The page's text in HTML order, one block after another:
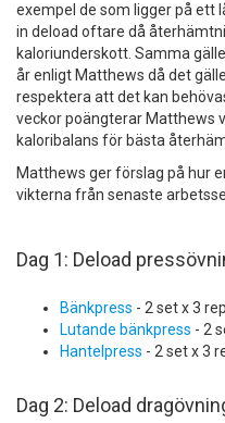
exempel de som ligger på ett
in deload oftare då
kaloriunderskott. Samma
år enligt Matthews då det
respektera att det kan
veckor poängterar Matthews
kaloribalans för bästa
Matthews ger förslag på hur
vikterna från senaste
Dag 1: Deload
Bänkpress - 2 set x 3
Lutande bänkpress - 2
Hantelpress - 2 set x 3
Dag 2: Deload